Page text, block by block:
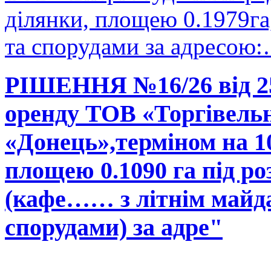
ділянки, площею
та спорудами за
РІШЕННЯ №16/26 від
оренду ТОВ
«Донець»,терміном на
площею 0.1090 га під
(кафе…… з літнім
спорудами) за адре"